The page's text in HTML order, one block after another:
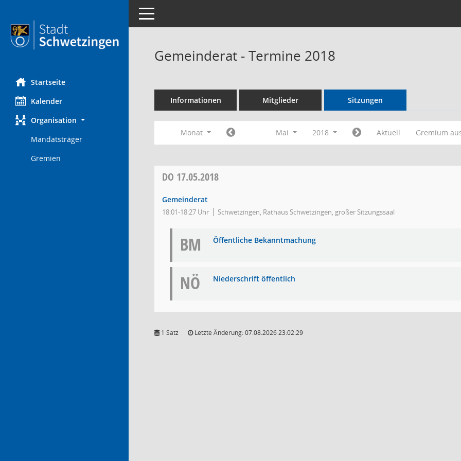
Startseite
Kalender
Organisation
Mandatsträger
Gremien
Toggle navigation
Gemeinderat - Termine 2018
Informationen Mitglieder Sitzungen
Monat Mai 2018 Aktuell Gremium
DO 17.05.2018
Gemeinderat
18:01-18:27 Uhr Schwetzingen, Rathaus Schwetzingen, großer Sitzungssaal
BM Öffentliche Bekanntmachung
NÖ Niederschrift öffentlich
1 Satz Letzte Änderung: 07.08.2026 23:02:29